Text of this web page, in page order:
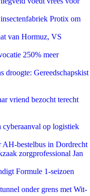
Protix om
van Hormuz, VS
250% meer
droogte: Gereedschapskist
vriend bezocht terecht
op logistiek
bestelbus in Dordrecht
zorgprofessional Jan
Formule 1-seizoen
onder grens met Wit-